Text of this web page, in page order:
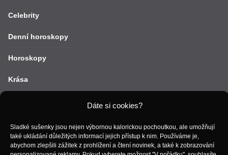
Dáte si cookies?
Sladké sušenky jsou nejen výbornou kalorickou pochoutkou, ale umožňují
také ukládání důležitých informací jejich přístup k nim. Používáme je,
abychom zlepšili zážitek z prohlížení a čtení novinek, a také k zobrazování
Celebrity
Denní horoskopy
Horoskopy
Krása
Recepty